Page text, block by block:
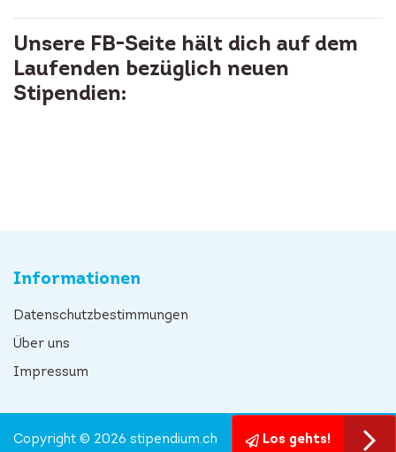
Unsere FB-Seite hält dich auf dem
Laufenden bezüglich neuen
Stipendien:
Informationen
Datenschutzbestimmungen
Über uns
Impressum
Los gehts!
Copyright © 2026 stipendium.ch